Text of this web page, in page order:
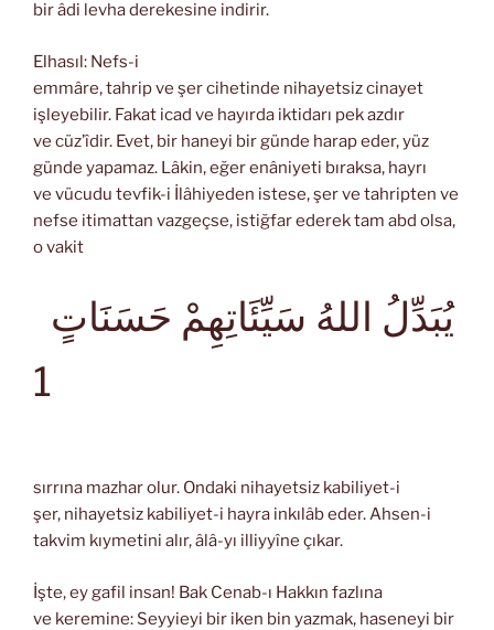
bir âdi levha derekesine indirir.
Elhasıl: Nefs-i
emmâre, tahrip ve şer cihetinde nihayetsiz cinayet
işleyebilir. Fakat icad ve hayırda iktidarı pek azdır
ve cüz’îdir. Evet, bir haneyi bir günde harap eder, yüz
günde yapamaz. Lâkin, eğer enâniyeti bıraksa, hayrı
ve vücudu tevfik-i İlâhiyeden istese, şer ve tahripten ve
nefse itimattan vazgeçse, istiğfar ederek tam abd olsa,
o vakit
يُبَدِّلُ اللهُ سَيِّئَاتِهِمْ حَسَنَاتٍ
sırrına mazhar olur. Ondaki nihayetsiz kabiliyet-i
şer, nihayetsiz kabiliyet-i hayra inkılâb eder. Ahsen-i
takvim kıymetini alır, âlâ-yı illiyyîne çıkar.
İşte, ey gafil insan! Bak Cenab-ı Hakkın fazlına
ve keremine: Seyyieyi bir iken bin yazmak, haseneyi bir